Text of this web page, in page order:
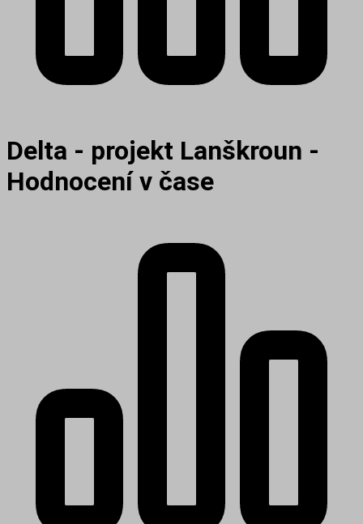
Delta - projekt Lanškroun -
Hodnocení v čase